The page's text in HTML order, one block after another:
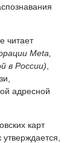
читает
Meta,
в России)
адресной
карт